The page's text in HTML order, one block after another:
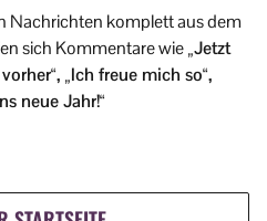
Nachrichten komplett aus dem
sich Kommentare wie„Jetzt
„Ich freue mich so“,
neue Jahr!“